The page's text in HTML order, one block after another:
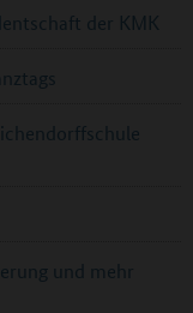
der KMK
und mehr